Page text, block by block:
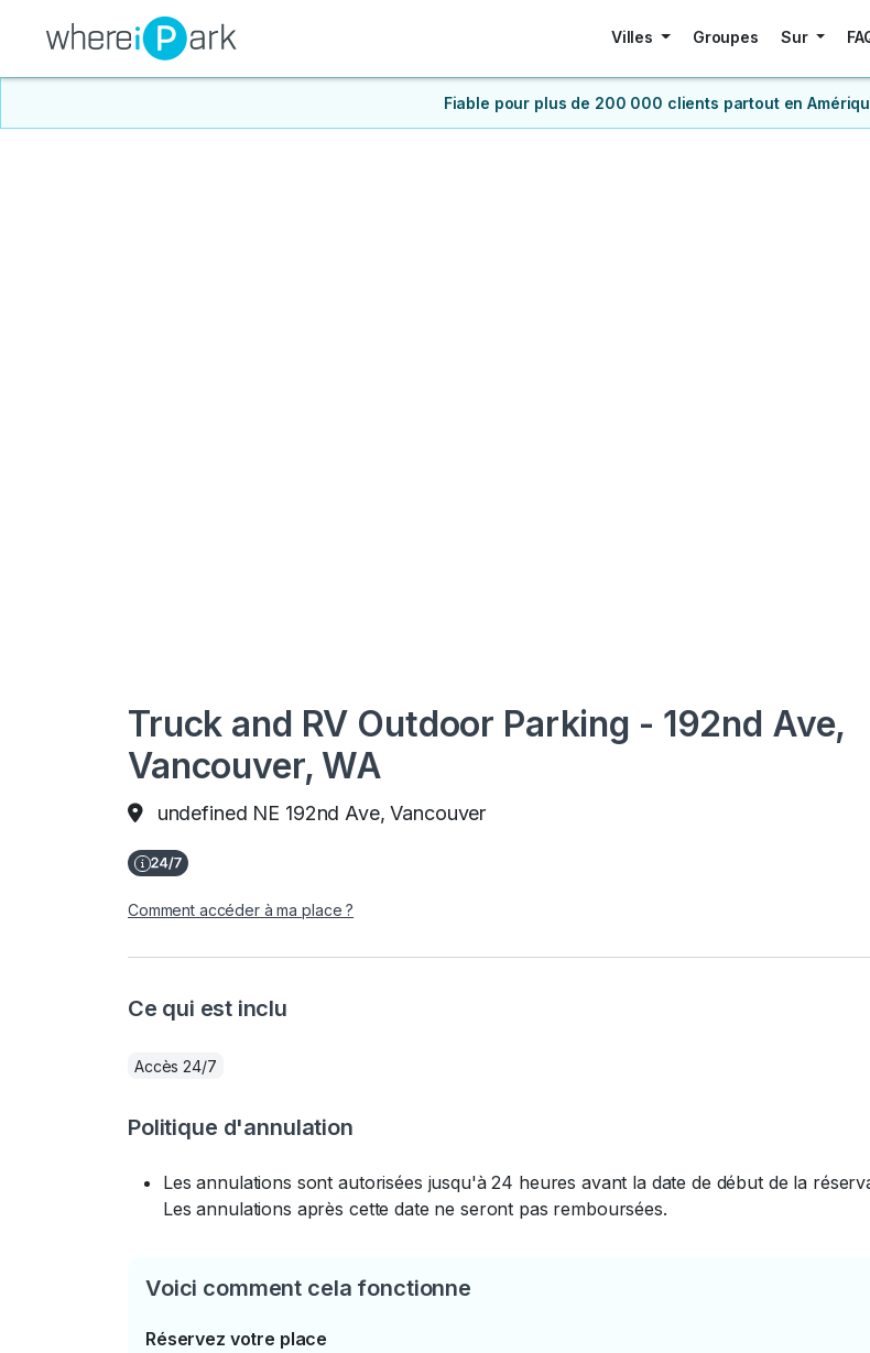
Villes Groupes Sur
Fiable pour plus de 200 000 clients partout en
Truck and RV Outdoor Parking - 192nd Ave,
Vancouver, WA
undefined NE 192nd Ave, Vancouver
Comment accéder à ma place ?
Ce qui est inclu
Accès 24/7
Politique d'annulation
Les annulations sont autorisées jusqu'à 24 heures avant la date de début de la
Les annulations après cette date ne seront pas remboursées.
Voici comment cela fonctionne
Réservez votre place